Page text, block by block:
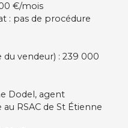
€/mois
: pas de procédure
du vendeur) : 239 000
Dodel, agent
RSAC de St Étienne